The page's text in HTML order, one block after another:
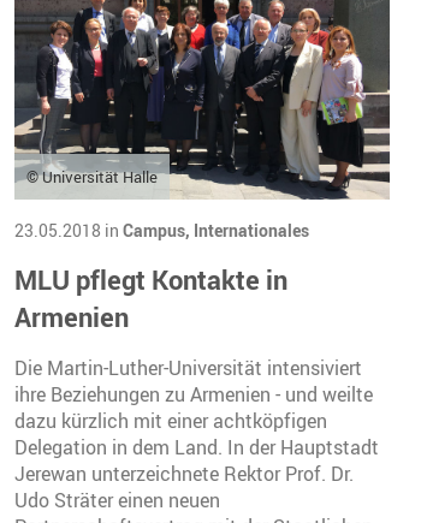
© Universität Halle
23.05.2018 in Campus, Internationales
MLU pflegt Kontakte in
Armenien
Die Martin-Luther-Universität intensiviert
ihre Beziehungen zu Armenien - und weilte
dazu kürzlich mit einer achtköpfigen
Delegation in dem Land. In der Hauptstadt
Jerewan unterzeichnete Rektor Prof. Dr.
Udo Sträter einen neuen